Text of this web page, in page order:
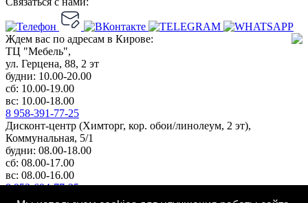
Ждем вас по адресам в Кирове:
ТЦ "Мебель",
ул. Герцена, 88, 2 эт
будни: 10.00-20.00
сб: 10.00-19.00
вс: 10.00-18.00
8 958-391-77-25
Дисконт-центр (Химторг, кор. обои/линолеум, 2 эт),
Коммунальная, 5/1
будни: 08.00-18.00
сб: 08.00-17.00
вс: 08.00-16.00
8 953-694-77-25
Любое копирование и использование информации с сайта